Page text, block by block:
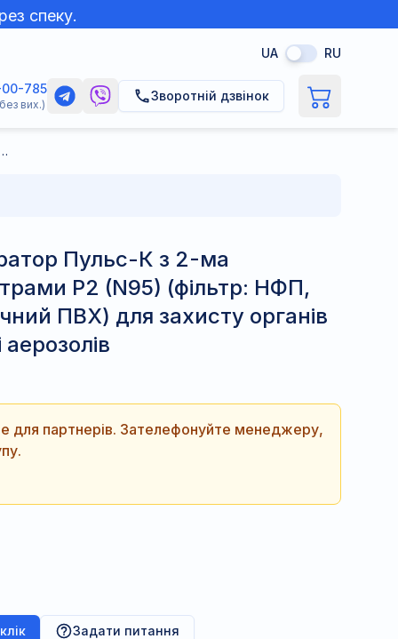
спеку.
UA RU
785
вих.)
Зворотній дзвінок
НФП, напівмаска: медичний ПВХ) для захисту органів дихання від пилу і аерозолів
Пульс-К з 2-ма
P2 (N95) (фільтр: НФП,
ПВХ) для захисту органів
для партнерів. Зателефонуйте менеджеру,
Задати питання